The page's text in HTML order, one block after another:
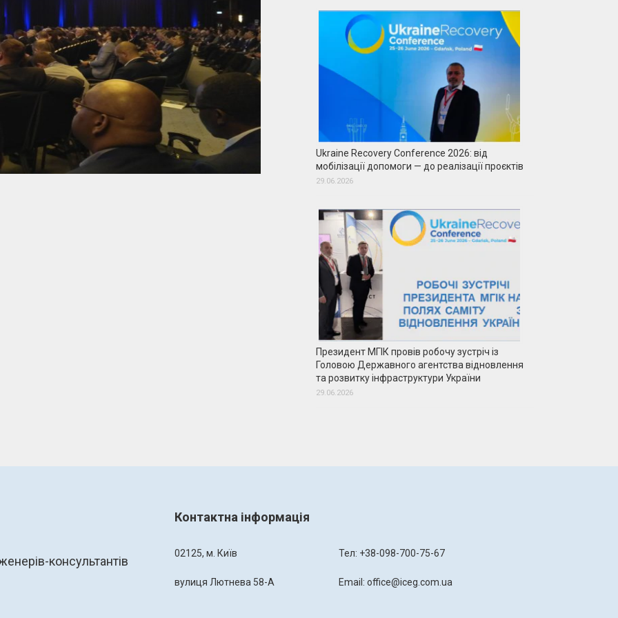
Ukraine Recovery Conference 2026: від
мобілізації допомоги — до реалізації проєктів
29.06.2026
Президент МГІК провів робочу зустріч із
Головою Державного агентства відновлення
та розвитку інфраструктури України
29.06.2026
консультантів
Контактна інформація
02125, м. Київ
вулиця Лютнева 58-А
Тел: +38-098-700-75-67
Email: office@iceg.com.ua